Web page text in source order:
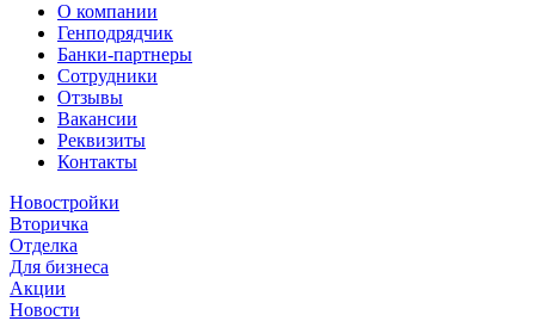
О компании
Генподрядчик
Банки-партнеры
Сотрудники
Отзывы
Вакансии
Реквизиты
Контакты
Новостройки
Вторичка
Отделка
Для бизнеса
Акции
Новости